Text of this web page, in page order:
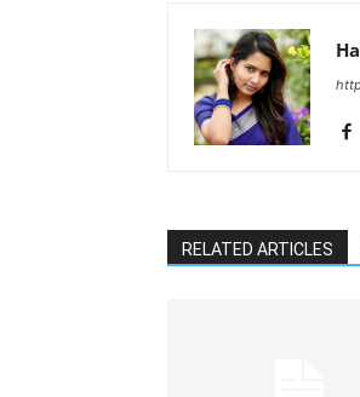
RELATED ARTICLES